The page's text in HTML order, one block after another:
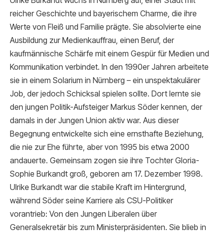
reicher Geschichte und bayerischem Charme, die ihre
Werte von Fleiß und Familie prägte. Sie absolvierte eine
Ausbildung zur Medienkauffrau, einen Beruf, der
kaufmännische Schärfe mit einem Gespür für Medien und
Kommunikation verbindet. In den 1990er Jahren arbeitete
sie in einem Solarium in Nürnberg – ein unspektakulärer
Job, der jedoch Schicksal spielen sollte. Dort lernte sie
den jungen Politik-Aufsteiger Markus Söder kennen, der
damals in der Jungen Union aktiv war. Aus dieser
Begegnung entwickelte sich eine ernsthafte Beziehung,
die nie zur Ehe führte, aber von 1995 bis etwa 2000
andauerte. Gemeinsam zogen sie ihre Tochter Gloria-
Sophie Burkandt groß, geboren am 17. Dezember 1998.
Ulrike Burkandt war die stabile Kraft im Hintergrund,
während Söder seine Karriere als CSU-Politiker
vorantrieb: Von den Jungen Liberalen über
Generalsekretär bis zum Ministerpräsidenten. Sie blieb in